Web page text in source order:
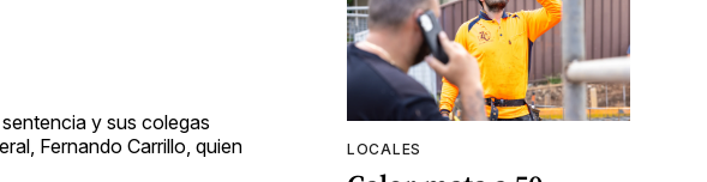
y sus colegas
Fernando Carrillo, quien
LOCALES